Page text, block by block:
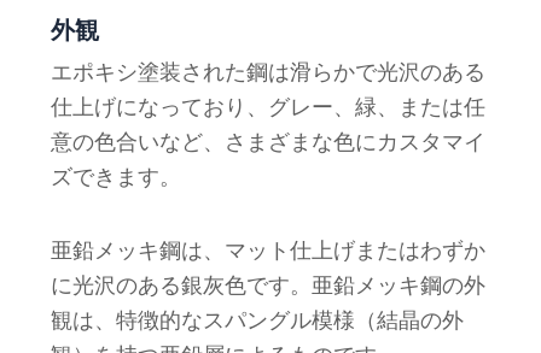
外観
エポキシ塗装された鋼は滑らかで光沢のある
仕上げになっており、グレー、緑、または任
意の色合いなど、さまざまな色にカスタマイ
ズできます。
亜鉛メッキ鋼は、マット仕上げまたはわずか
に光沢のある銀灰色です。亜鉛メッキ鋼の外
観は、特徴的なスパングル模様（結晶の外